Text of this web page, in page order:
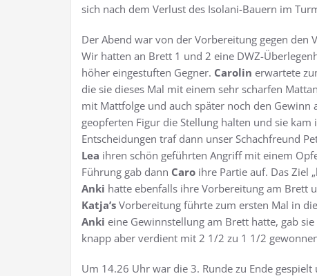
sich nach dem Verlust des Isolani-Bauern im
Der Abend war von der Vorbereitung gegen den
Wir hatten an Brett 1 und 2 eine DWZ-
höher eingestuften Gegner. Carolin erwartete
die sie dieses Mal mit einem sehr scharfen
mit Mattfolge und auch später noch den
geopferten Figur die Stellung halten und sie
Entscheidungen traf dann unser Schachfreund
Lea ihren schön geführten Angriff mit einem
Führung gab dann Caro ihre Partie auf. Das Ziel
Anki hatte ebenfalls ihre Vorbereitung am Brett
Katja’s Vorbereitung führte zum ersten Mal in
Anki eine Gewinnstellung am Brett hatte, gab
knapp aber verdient mit 2 1/2 zu 1 1/2
Um 14.26 Uhr war die 3. Runde zu Ende